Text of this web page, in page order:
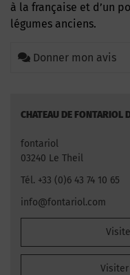
à la française et d’un
légumes anciens.
Donner mon avis
CHATEAU DE FONTARIOL
fontariol
03240 Le Theil
Tél. +33 (0)6 43 74 10 65
info@fontariol.com
Visiter